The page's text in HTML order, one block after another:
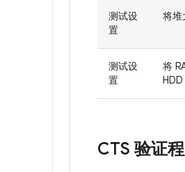
测试设
置
将堆
测试设
置
将
CTS 验证